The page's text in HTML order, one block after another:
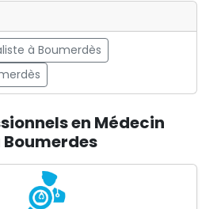
à Boumerdès
en Médecin